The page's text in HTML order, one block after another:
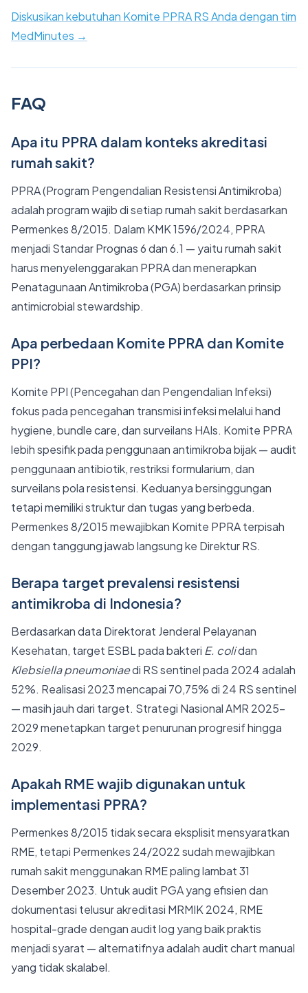
Diskusikan kebutuhan Komite PPRA RS Anda dengan tim
MedMinutes →
FAQ
Apa itu PPRA dalam konteks akreditasi
rumah sakit?
PPRA (Program Pengendalian Resistensi Antimikroba)
adalah program wajib di setiap rumah sakit berdasarkan
Permenkes 8/2015. Dalam KMK 1596/2024, PPRA
menjadi Standar Prognas 6 dan 6.1 — yaitu rumah sakit
harus menyelenggarakan PPRA dan menerapkan
Penatagunaan Antimikroba (PGA) berdasarkan prinsip
antimicrobial stewardship.
Apa perbedaan Komite PPRA dan Komite
PPI?
Komite PPI (Pencegahan dan Pengendalian Infeksi)
fokus pada pencegahan transmisi infeksi melalui hand
hygiene, bundle care, dan surveilans HAIs. Komite PPRA
lebih spesifik pada penggunaan antimikroba bijak — audit
penggunaan antibiotik, restriksi formularium, dan
surveilans pola resistensi. Keduanya bersinggungan
tetapi memiliki struktur dan tugas yang berbeda.
Permenkes 8/2015 mewajibkan Komite PPRA terpisah
dengan tanggung jawab langsung ke Direktur RS.
Berapa target prevalensi resistensi
antimikroba di Indonesia?
Berdasarkan data Direktorat Jenderal Pelayanan
Kesehatan, target ESBL pada bakteri E. colidan
Klebsiella pneumoniaedi RS sentinel pada 2024 adalah
52%. Realisasi 2023 mencapai 70,75% di 24 RS sentinel
— masih jauh dari target. Strategi Nasional AMR 2025–
2029 menetapkan target penurunan progresif hingga
2029.
Apakah RME wajib digunakan untuk
implementasi PPRA?
Permenkes 8/2015 tidak secara eksplisit mensyaratkan
RME, tetapi Permenkes 24/2022 sudah mewajibkan
rumah sakit menggunakan RME paling lambat 31
Desember 2023. Untuk audit PGA yang efisien dan
dokumentasi telusur akreditasi MRMIK 2024, RME
hospital-grade dengan audit log yang baik praktis
menjadi syarat — alternatifnya adalah audit chart manual
yang tidak skalabel.